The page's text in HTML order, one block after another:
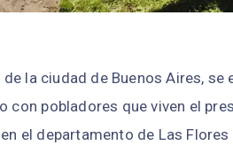
la ciudad de Buenos Aires, se
con pobladores que viven el
el departamento de Las